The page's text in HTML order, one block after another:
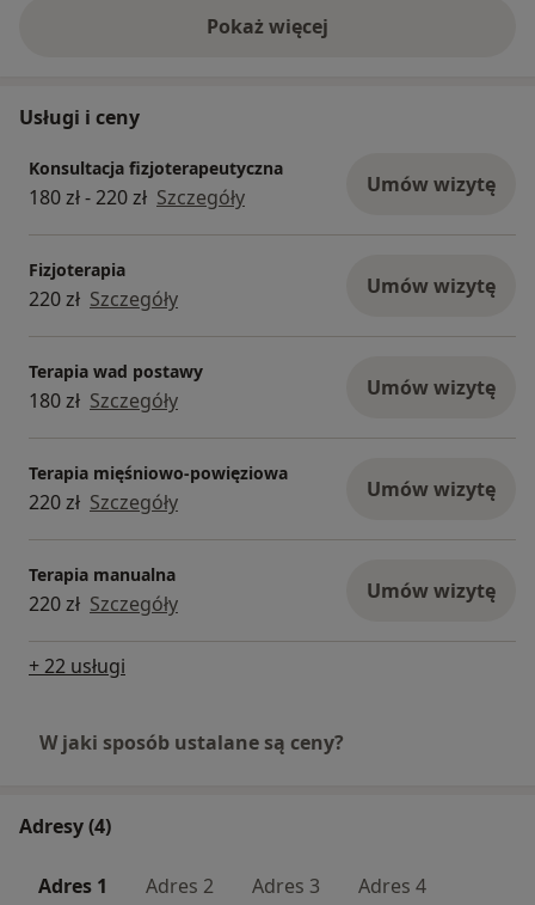
Pokaż więcejo doświadczeniu
Usługi i ceny
Konsultacja fizjoterapeutyczna
180 zł - 220 zł Szczegóły Umów wizytę
Fizjoterapia
220 zł Szczegóły Umów wizytę
Terapia wad postawy
180 zł Szczegóły Umów wizytę
Terapia mięśniowo-powięziowa
220 zł Szczegóły Umów wizytę
Terapia manualna
220 zł Szczegóły Umów wizytę
+ 22 usługi
W jaki sposób ustalane są ceny?
Adresy (4)
Adres 1 Adres 2 Adres 3 Adres 4